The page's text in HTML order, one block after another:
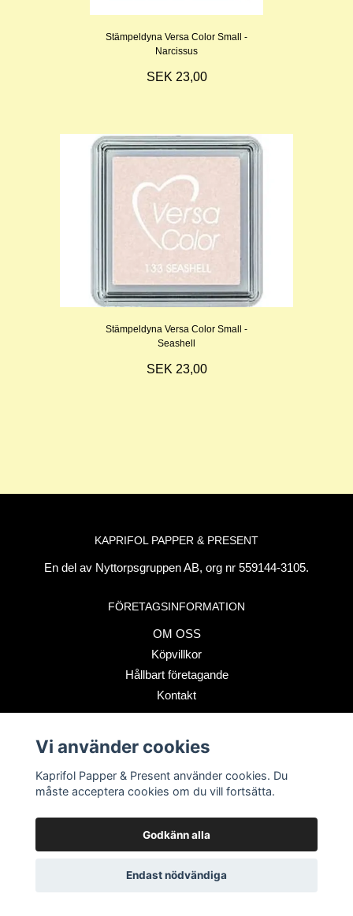
Stämpeldyna Versa Color Small -
Narcissus
SEK 23,00
Stämpeldyna Versa Color Small -
Seashell
SEK 23,00
KAPRIFOL PAPPER & PRESENT
En del av Nyttorpsgruppen AB, org nr 559144-3105.
FÖRETAGSINFORMATION
OM OSS
Köpvillkor
Hållbart företagande
Kontakt
BETALSÄTT
Vi använder cookies
Kaprifol Papper & Present använder cookies. Du
måste acceptera cookies om du vill fortsätta.
Godkänn alla
Endast nödvändiga